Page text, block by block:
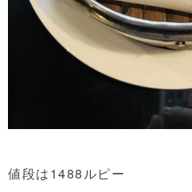
値段は1488ルピー